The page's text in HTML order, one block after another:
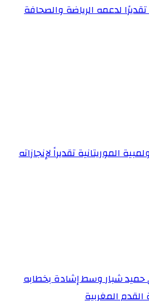
لدعمه الرياضة والصحافة
الموريتانية تقديراً لإنجازاته
حميد شبار وسط إشادة بخطابه
المغربية